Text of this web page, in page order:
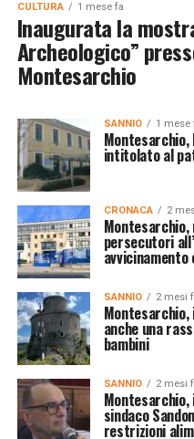
CULTURA 1 mese fa
Inaugurata la
Archeologico”
Montesarchio
SANNIO 1 mese
Montesarchio,
intitolato al
CRONACA 2
persecutori
SANNIO 2 mesi
anche una
bambini
SANNIO 2 mesi
sindaco
restrizioni